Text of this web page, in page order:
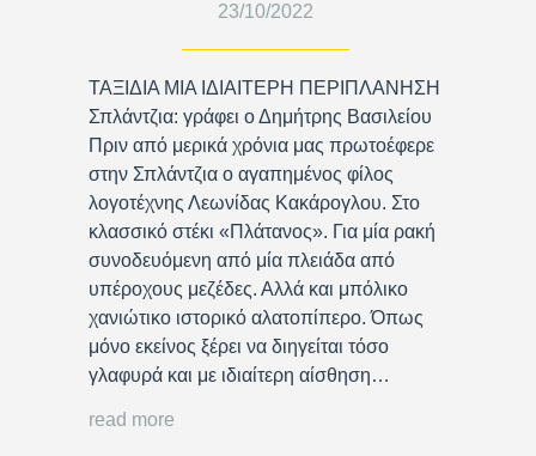
23/10/2022
ΤΑΞΙΔΙΑ ΜΙΑ ΙΔΙΑΙΤΕΡΗ ΠΕΡΙΠΛΑΝΗΣΗ
Σπλάντζια: γράφει ο Δημήτρης Βασιλείου
Πριν από μερικά χρόνια μας πρωτοέφερε
στην Σπλάντζια ο αγαπημένος φίλος
λογοτέχνης Λεωνίδας Κακάρογλου. Στο
κλασσικό στέκι «Πλάτανος». Για μία ρακή
συνοδευόμενη από μία πλειάδα από
υπέροχους μεζέδες. Αλλά και μπόλικο
χανιώτικο ιστορικό αλατοπίπερο. Όπως
μόνο εκείνος ξέρει να διηγείται τόσο
γλαφυρά και με ιδιαίτερη αίσθηση…
read more